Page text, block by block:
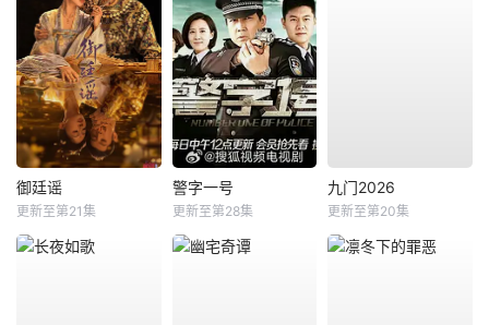
御廷谣
更新至第21集
警字一号
更新至第28集
九门2026
更新至第20集